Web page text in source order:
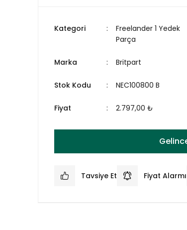
Kategori
Freelander 1 Yedek
Parça
Marka Britpart
Stok Kodu NEC100800 B
Fiyat 2.797,00 ₺
Tavsiye Et Fiyat Alarmı